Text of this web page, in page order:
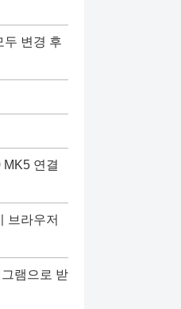
두 변경 후
연결
브라우저
램으로 받